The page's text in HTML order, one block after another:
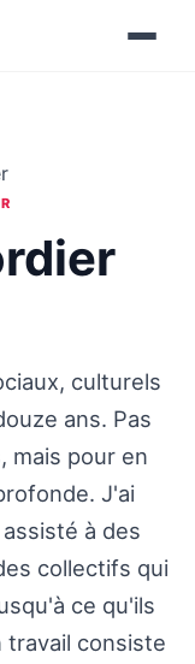
culturels
ans. Pas
mais pour en
J'ai
à des
collectifs qui
ce qu'ils
travail consiste